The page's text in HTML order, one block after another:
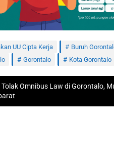
UU Cipta Kerja
Buruh
Gorontalo Kota Gorontalo
Tolak Omnibus Law di Gorontalo,